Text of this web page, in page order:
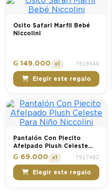
Osito Safari Marfil Bebé
Niccolini
₲ 149.000 x1 7918946
Elegir este regalo
Pantalón Con Piecito
Afelpado Plush Celeste
Para Niño Niccolini
₲ 69.000 x1 7917402
Elegir este regalo